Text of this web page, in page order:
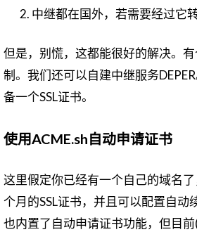
中继都在国外，若需要经过它
但是，别慌，这都能很好的解决。
制。我们还可以自建中继服务
备一个SSL证书。
使用ACME.sh自动申请证书
这里假定你已经有一个自己的域名
个月的SSL证书，并且可以配置自
也内置了自动申请证书功能，但目